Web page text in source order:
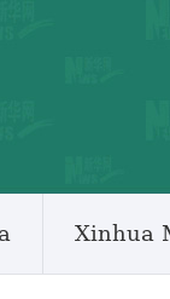
Xinhua